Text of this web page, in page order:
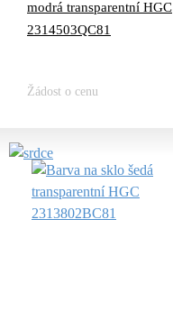
modrá transparentní HGC
2314503QC81
Žádost o cenu